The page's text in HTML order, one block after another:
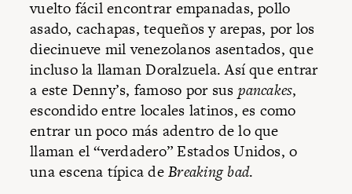
vuelto fácil encontrar empanadas, pollo
asado, cachapas, tequeños y arepas, por los
diecinueve mil venezolanos asentados, que
incluso la llaman Doralzuela. Así que entrar
a este Denny’s, famoso por sus pancakes,
escondido entre locales latinos, es como
entrar un poco más adentro de lo que
llaman el “verdadero” Estados Unidos, o
una escena típica deBreaking bad.